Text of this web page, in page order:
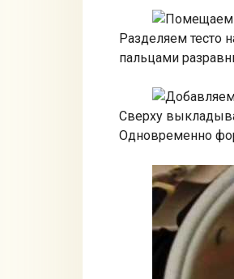
Разделяем тесто
пальцами
Сверху
Одновременно